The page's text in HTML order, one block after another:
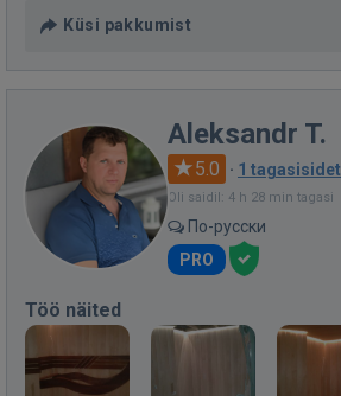
Küsi pakkumist
Aleksandr T.
5.0 · 1 tagasisidet
Oli saidil: 4 h 28 min tagasi
По-русски
PRO
Töö näited